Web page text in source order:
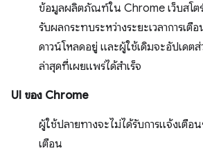
ข้อมูลผลิตภัณฑ์ใน Chrome เว็บสโต
รับผลกระทบระหว่างระยะเวลาการเ
ดาวน์โหลดอยู่ และผู้ใช้เดิมจะอัปเดต
ล่าสุดที่เผยแพร่ได้สำเร็จ
UI ของ Chrome
ผู้ใช้ปลายทางจะไม่ได้รับการแจ้งเตือน
เตือน